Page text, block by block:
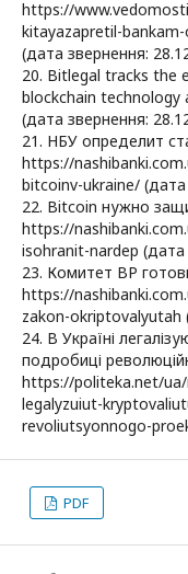
https://
kitayazapretil-
(дата звернення:
20. Bitlegal tracks the
blockchain technology
(дата звернення:
21. НБУ определит
https://
bitcoinv-ukraine/ (дата
22. Bitcoin нужно
https://
isohranit-nardep (дата
23. Комитет ВР
https://
zakon-okriptovalyutah
24. В Україні
подробиці
https://politeka.net/
legalyzuiut-
revoliutsyonnogo-
PDF